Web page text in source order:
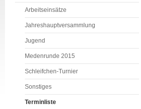
Arbeitseinsätze
Jahreshauptversammlung
Jugend
Medenrunde 2015
Schleifchen-Turnier
Sonstiges
Terminliste